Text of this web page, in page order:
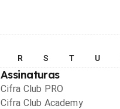
R S T U
Assinaturas
Cifra Club PRO
Cifra Club Academy